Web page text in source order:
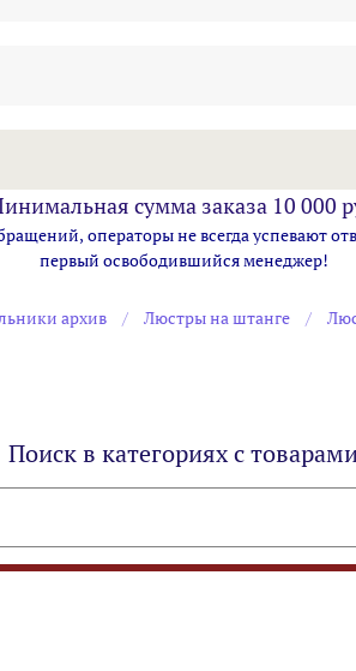
сумма заказа 10 000
операторы не всегда успевают
первый освободившийся менеджер!
архив Люстры на штанге
Поиск в категориях с